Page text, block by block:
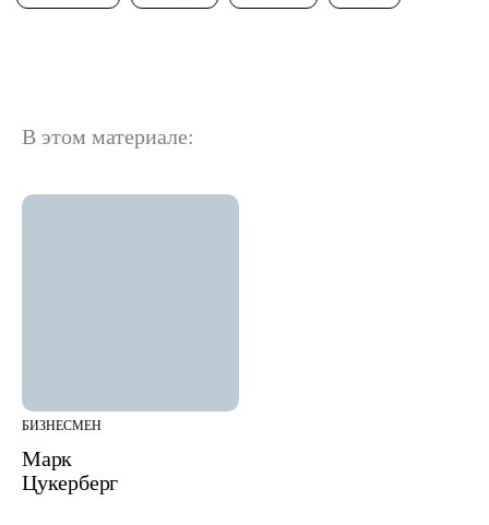
В этом материале:
БИЗНЕСМЕН
Марк
Цукерберг